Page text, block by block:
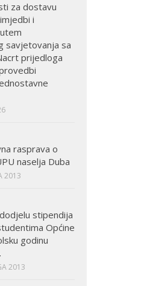
za dostavu
i
savjetovanja sa
prijedloga
rasprava o
naselja Duba
2013
stipendija
Općine
godinu
2013